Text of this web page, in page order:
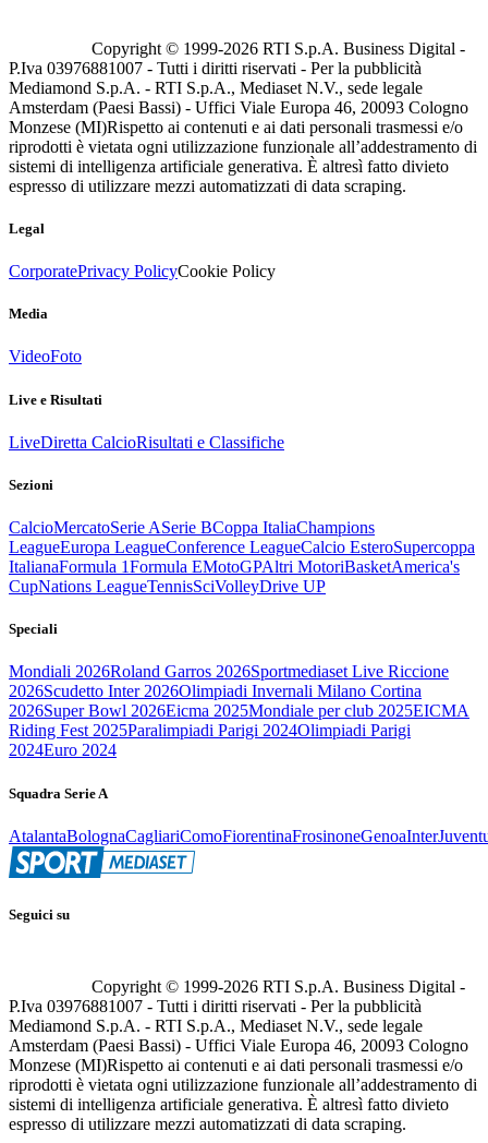
Copyright © 1999-2026 RTI S.p.A. Business Digital -
P.Iva 03976881007 - Tutti i diritti riservati - Per la pubblicità
Mediamond S.p.A. - RTI S.p.A., Mediaset N.V., sede legale
Amsterdam (Paesi Bassi) - Uffici Viale Europa 46, 20093 Cologno
Monzese (MI)Rispetto ai contenuti e ai dati personali trasmessi e/o
riprodotti è vietata ogni utilizzazione funzionale all’addestramento di
sistemi di intelligenza artificiale generativa. È altresì fatto divieto
espresso di utilizzare mezzi automatizzati di data scraping.
Legal
CorporatePrivacy PolicyCookie Policy
Media
VideoFoto
Live e Risultati
LiveDiretta CalcioRisultati e Classifiche
Sezioni
CalcioMercatoSerie ASerie BCoppa ItaliaChampions
LeagueEuropa LeagueConference LeagueCalcio EsteroSupercoppa
ItalianaFormula 1Formula EMotoGPAltri MotoriBasketAmerica's
CupNations LeagueTennisSciVolleyDrive UP
Speciali
Mondiali 2026Roland Garros 2026Sportmediaset Live Riccione
2026Scudetto Inter 2026Olimpiadi Invernali Milano Cortina
2026Super Bowl 2026Eicma 2025Mondiale per club 2025EICMA
Riding Fest 2025Paralimpiadi Parigi 2024Olimpiadi Parigi
2024Euro 2024
Squadra Serie A
AtalantaBolognaCagliariComoFiorentinaFrosinoneGenoaInter
Seguici su
Copyright © 1999-2026 RTI S.p.A. Business Digital -
P.Iva 03976881007 - Tutti i diritti riservati - Per la pubblicità
Mediamond S.p.A. - RTI S.p.A., Mediaset N.V., sede legale
Amsterdam (Paesi Bassi) - Uffici Viale Europa 46, 20093 Cologno
Monzese (MI)Rispetto ai contenuti e ai dati personali trasmessi e/o
riprodotti è vietata ogni utilizzazione funzionale all’addestramento di
sistemi di intelligenza artificiale generativa. È altresì fatto divieto
espresso di utilizzare mezzi automatizzati di data scraping.